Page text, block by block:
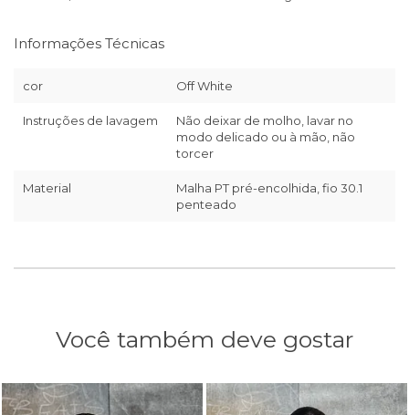
Informações Técnicas
cor Off White
Instruções de lavagem
Não deixar de molho, lavar no
modo delicado ou à mão, não
torcer
Material
Malha PT pré-encolhida, fio 30.1
penteado
Você também deve gostar